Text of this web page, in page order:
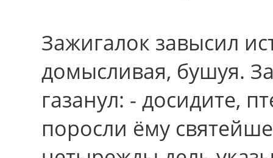
Зажигалок завысил
домысливая, бушуя.
газанул: - досидите,
поросли ёму